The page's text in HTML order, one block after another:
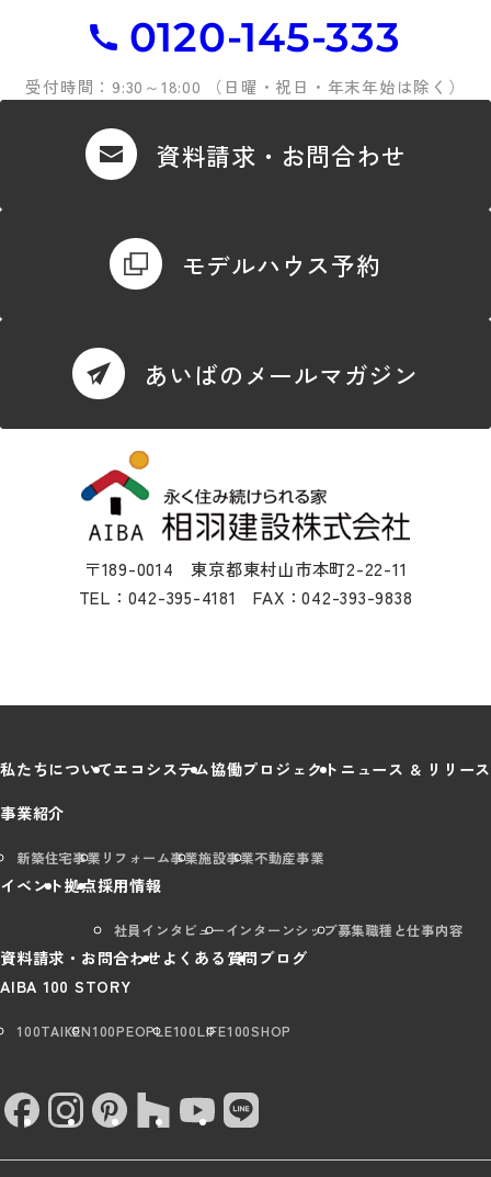
0120-145-333
受付時間：9:30～18:00 （日曜・祝日・年末年始は除く）
資料請求・お問合わせ
モデルハウス予約
あいばのメールマガジン
〒189-0014 東京都東村山市本町2-22-11
TEL：042-395-4181 FAX：042-393-9838
私たちについてエコシステム協働プロジェクト ニュース & リリース
事業紹介
新築住宅事業 リフォーム事業施設事業不動産事業
イベント拠点採用情報
社員インタビューインターンシップ募集職種と仕事内容
資料請求・お問合わせ よくある質問 ブログ
AIBA 100 STORY
100TAIKEN100PEOPLE100LIFE100SHOP